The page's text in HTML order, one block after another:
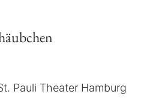
Pauli Theater Hamburg